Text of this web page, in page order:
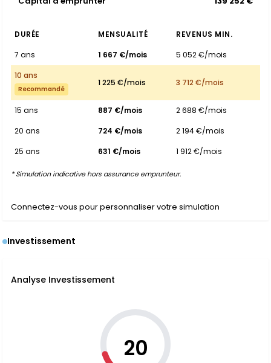
DURÉE MENSUALITÉ
REVENUS MIN.
7 ans
1 667 €/mois
5 052 €/mois
10 ans
Recommandé
1 225 €/mois 3 712 €/mois
15 ans 887 €/mois
2 688 €/mois
20 ans
724 €/mois
2 194 €/mois
25 ans
631 €/mois 1 912 €/mois
* Simulation indicative hors assurance emprunteur.
Connectez-vous pour personnaliser votre simulation
Investissement
Analyse Investissement
20